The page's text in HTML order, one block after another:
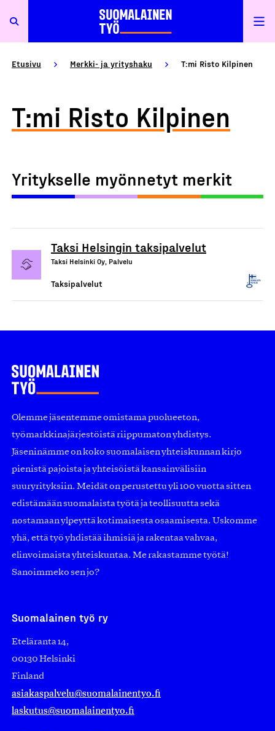
Etusivu Merkki- ja yrityshaku T:mi Risto Kilpinen
T:mi Risto Kilpinen
Yritykselle myönnetyt merkit
Taksi Helsingin taksipalvelut
Taksi Helsinki Oy, Palvelu
Taksipalvelut
Olemme jäsentemme omistama puolueeton,
työmarkkinajärjestöistä riippumaton yhdistys.
Jäseninämme on koko suomalaisen yhteiskunnan kirjo
pienistä pajoista ja yhteisöistä kansainvälisiin
suuryrityksiin. Meidät on perustettu yli 100 vuotta sitten
edistämään suomalaista työtä ja teollisuutta sekä
nostamaan ylpeyttä kotimaisesta osaamisesta. Uskomme
yhä, että työ yhdistää ihmisiä ja rakentaa vahvaa,
elinvoimaista yhteiskuntaa. Me rakastamme työtä!
Sanoimmeko sen jo?
Suomalainen työ ry
Eteläranta 14,
00130 Helsinki
Finland
asiakaspalvelu@suomalainentyo.fi
laskutus@suomalainentyo.fi